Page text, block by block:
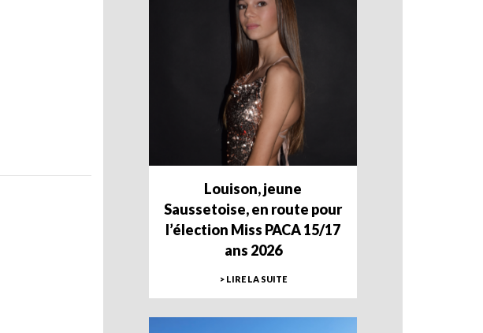
Louison, jeune
Saussetoise, en route pour
l’élection Miss PACA 15/17
ans 2026
> LIRE LA SUITE